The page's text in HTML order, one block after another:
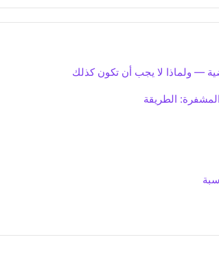
— ولماذا لا يجب أن تكون كذلك
الطريقة